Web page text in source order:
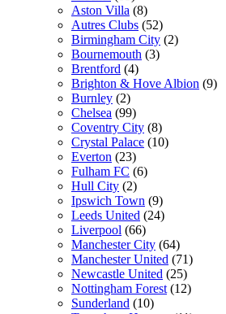
Aston Villa (8)
Autres Clubs (52)
Birmingham City (2)
Bournemouth (3)
Brentford (4)
Brighton & Hove Albion (9)
Burnley (2)
Chelsea (99)
Coventry City (8)
Crystal Palace (10)
Everton (23)
Fulham FC (6)
Hull City (2)
Ipswich Town (9)
Leeds United (24)
Liverpool (66)
Manchester City (64)
Manchester United (71)
Newcastle United (25)
Nottingham Forest (12)
Sunderland (10)